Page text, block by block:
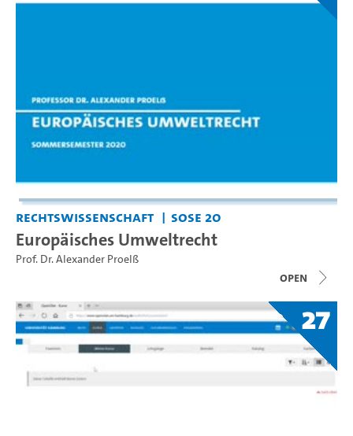
Rechtswissenschaft SoSe 20
Europäisches Umweltrecht
Prof. Dr. Alexander Proelß
open
27